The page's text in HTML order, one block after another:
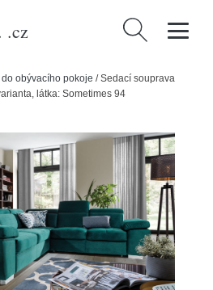
.cz Vyhledávání
do obývacího pokoje /Sedací souprava
látka: Sometimes 94